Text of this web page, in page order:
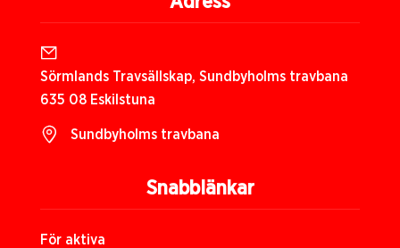
Snabblänkar
För aktiva
Sörmlands Travsällskap, Sundbyholms travbana
635 08 Eskilstuna
Sundbyholms travbana